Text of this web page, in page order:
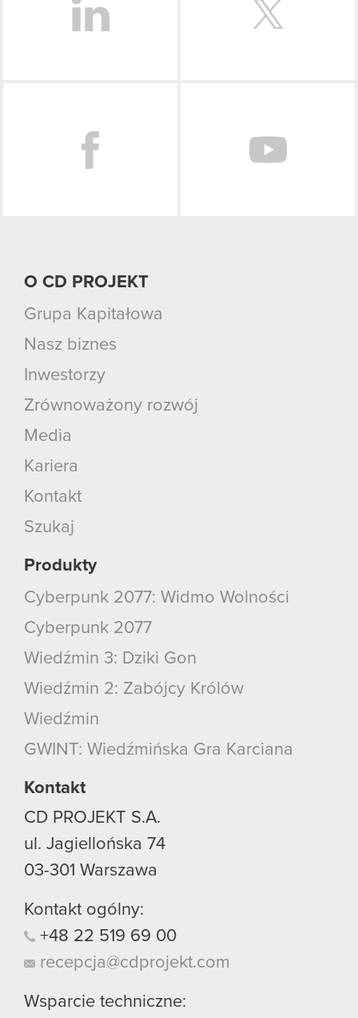
O CD PROJEKT
Grupa Kapitałowa
Nasz biznes
Inwestorzy
Zrównoważony rozwój
Media
Kariera
Kontakt
Szukaj
Produkty
Cyberpunk 2077: Widmo Wolności
Cyberpunk 2077
Wiedźmin 3: Dziki Gon
Wiedźmin 2: Zabójcy Królów
Wiedźmin
GWINT: Wiedźmińska Gra Karciana
Kontakt
CD PROJEKT S.A.
ul. Jagiellońska 74
03-301 Warszawa
Kontakt ogólny:
+48 22 519 69 00
recepcja@cdprojekt.com
Wsparcie techniczne: